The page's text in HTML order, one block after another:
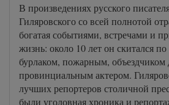
В произведениях русского
Гиляровского со всей полнотой
богатая событиями, встречами и
жизнь: около 10 лет он скитался
бурлаком, пожарным,
провинциальным актером.
лучших репортеров столичной
были уголовная хроника и